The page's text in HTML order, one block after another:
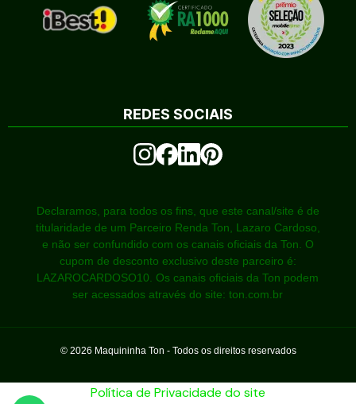
REDES SOCIAIS
Declaramos, para todos os fins, que este canal/site é de
titularidade de um Parceiro Renda Ton, Lazaro Cardoso,
e não ser confundido com os canais oficiais da Ton. O
cupom de desconto exclusivo deste parceiro é:
LAZAROCARDOSO10. Os canais oficiais da Ton podem
ser acessados através do site: ton.com.br
© 2026 Maquininha Ton - Todos os direitos reservados
Política de Privacidade do site